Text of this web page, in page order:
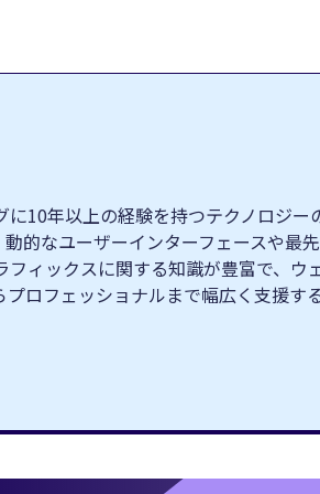
10年以上の経験を持つテクノロジー
的なユーザーインターフェースや最
ィックスに関する知識が豊富で、
ロフェッショナルまで幅広く支援